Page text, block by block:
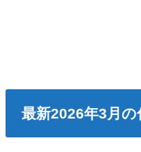
最新2026年3月